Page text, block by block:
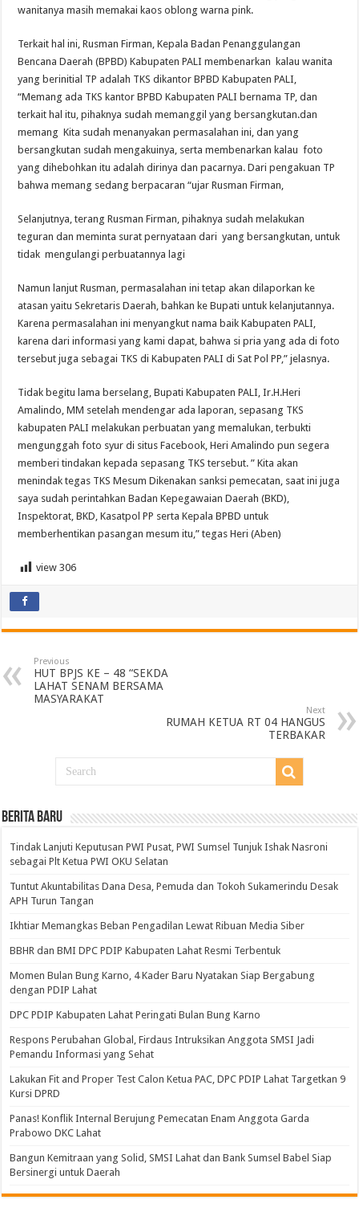
wanitanya masih memakai kaos oblong warna pink.
Terkait hal ini, Rusman Firman, Kepala Badan Penanggulangan
Bencana Daerah (BPBD) Kabupaten PALI membenarkan kalau wanita
yang berinitial TP adalah TKS dikantor BPBD Kabupaten PALI,
“Memang ada TKS kantor BPBD Kabupaten PALI bernama TP, dan
terkait hal itu, pihaknya sudah memanggil yang bersangkutan.dan
memang Kita sudah menanyakan permasalahan ini, dan yang
bersangkutan sudah mengakuinya, serta membenarkan kalau foto
yang dihebohkan itu adalah dirinya dan pacarnya. Dari pengakuan TP
bahwa memang sedang berpacaran “ujar Rusman Firman,
Selanjutnya, terang Rusman Firman, pihaknya sudah melakukan
teguran dan meminta surat pernyataan dari yang bersangkutan, untuk
tidak mengulangi perbuatannya lagi
Namun lanjut Rusman, permasalahan ini tetap akan dilaporkan ke
atasan yaitu Sekretaris Daerah, bahkan ke Bupati untuk kelanjutannya.
Karena permasalahan ini menyangkut nama baik Kabupaten PALI,
karena dari informasi yang kami dapat, bahwa si pria yang ada di foto
tersebut juga sebagai TKS di Kabupaten PALI di Sat Pol PP,” jelasnya.
Tidak begitu lama berselang, Bupati Kabupaten PALI, Ir.H.Heri
Amalindo, MM setelah mendengar ada laporan, sepasang TKS
kabupaten PALI melakukan perbuatan yang memalukan, terbukti
mengunggah foto syur di situs Facebook, Heri Amalindo pun segera
memberi tindakan kepada sepasang TKS tersebut. ” Kita akan
menindak tegas TKS Mesum Dikenakan sanksi pemecatan, saat ini juga
saya sudah perintahkan Badan Kepegawaian Daerah (BKD),
Inspektorat, BKD, Kasatpol PP serta Kepala BPBD untuk
memberhentikan pasangan mesum itu,” tegas Heri (Aben)
view 306
Previous
HUT BPJS KE – 48 “SEKDA
LAHAT SENAM BERSAMA
MASYARAKAT
Next
RUMAH KETUA RT 04 HANGUS
TERBAKAR
BERITA BARU
Tindak Lanjuti Keputusan PWI Pusat, PWI Sumsel Tunjuk Ishak Nasroni
sebagai Plt Ketua PWI OKU Selatan
Tuntut Akuntabilitas Dana Desa, Pemuda dan Tokoh Sukamerindu Desak
APH Turun Tangan
Ikhtiar Memangkas Beban Pengadilan Lewat Ribuan Media Siber
BBHR dan BMI DPC PDIP Kabupaten Lahat Resmi Terbentuk
Momen Bulan Bung Karno, 4 Kader Baru Nyatakan Siap Bergabung
dengan PDIP Lahat
DPC PDIP Kabupaten Lahat Peringati Bulan Bung Karno
Respons Perubahan Global, Firdaus Intruksikan Anggota SMSI Jadi
Pemandu Informasi yang Sehat
Lakukan Fit and Proper Test Calon Ketua PAC, DPC PDIP Lahat Targetkan 9
Kursi DPRD
Panas! Konflik Internal Berujung Pemecatan Enam Anggota Garda
Prabowo DKC Lahat
Bangun Kemitraan yang Solid, SMSI Lahat dan Bank Sumsel Babel Siap
Bersinergi untuk Daerah